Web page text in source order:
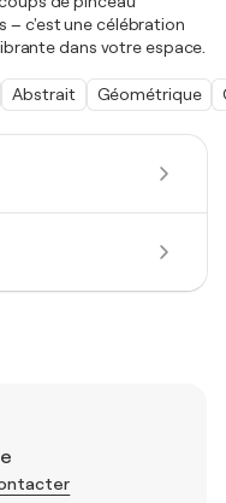
– c'est une célébration
dans votre espace.
Abstrait Géométrique